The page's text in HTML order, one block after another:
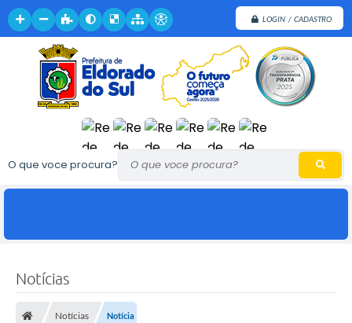
LOGIN / CADASTRO
O que voce procura?
Notícias
Notícias Notícia